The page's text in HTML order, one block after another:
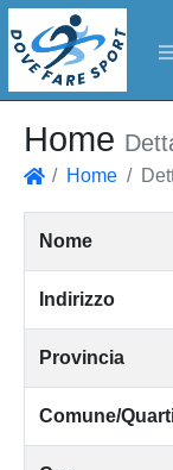
Home
Home
Nome
Indirizzo
Provincia
Comune/